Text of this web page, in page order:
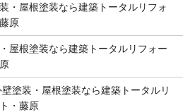
・屋根塗装なら建築トータルリフォ
原
屋根塗装なら建築トータルリフォー
塗装・屋根塗装なら建築トータルリ
・藤原